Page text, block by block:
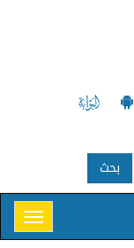
بحث